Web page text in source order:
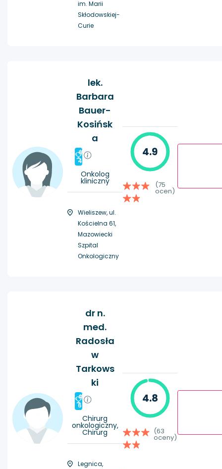
im. Marii
Skłodowskiej-
Curie
lek.
Barbara
Bauer-
Kosińsk
a
#
4
Onkolog
kliniczny
Wieliszew, ul.
Kościelna 61,
Mazowiecki
Szpital
Onkologiczny
4.9
(75
ocen)
dr n.
med.
Radosła
w
Tarkows
ki
#
6
Chirurg
onkologiczny,
Chirurg
Legnica,
4.8
(63
oceny)